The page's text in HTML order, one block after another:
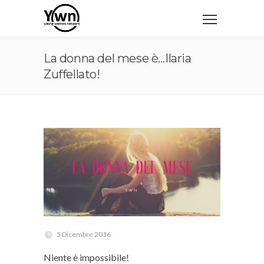
La donna del mese è…Ilaria
Zuffellato!
5 Dicembre 2016
Niente è impossibile!